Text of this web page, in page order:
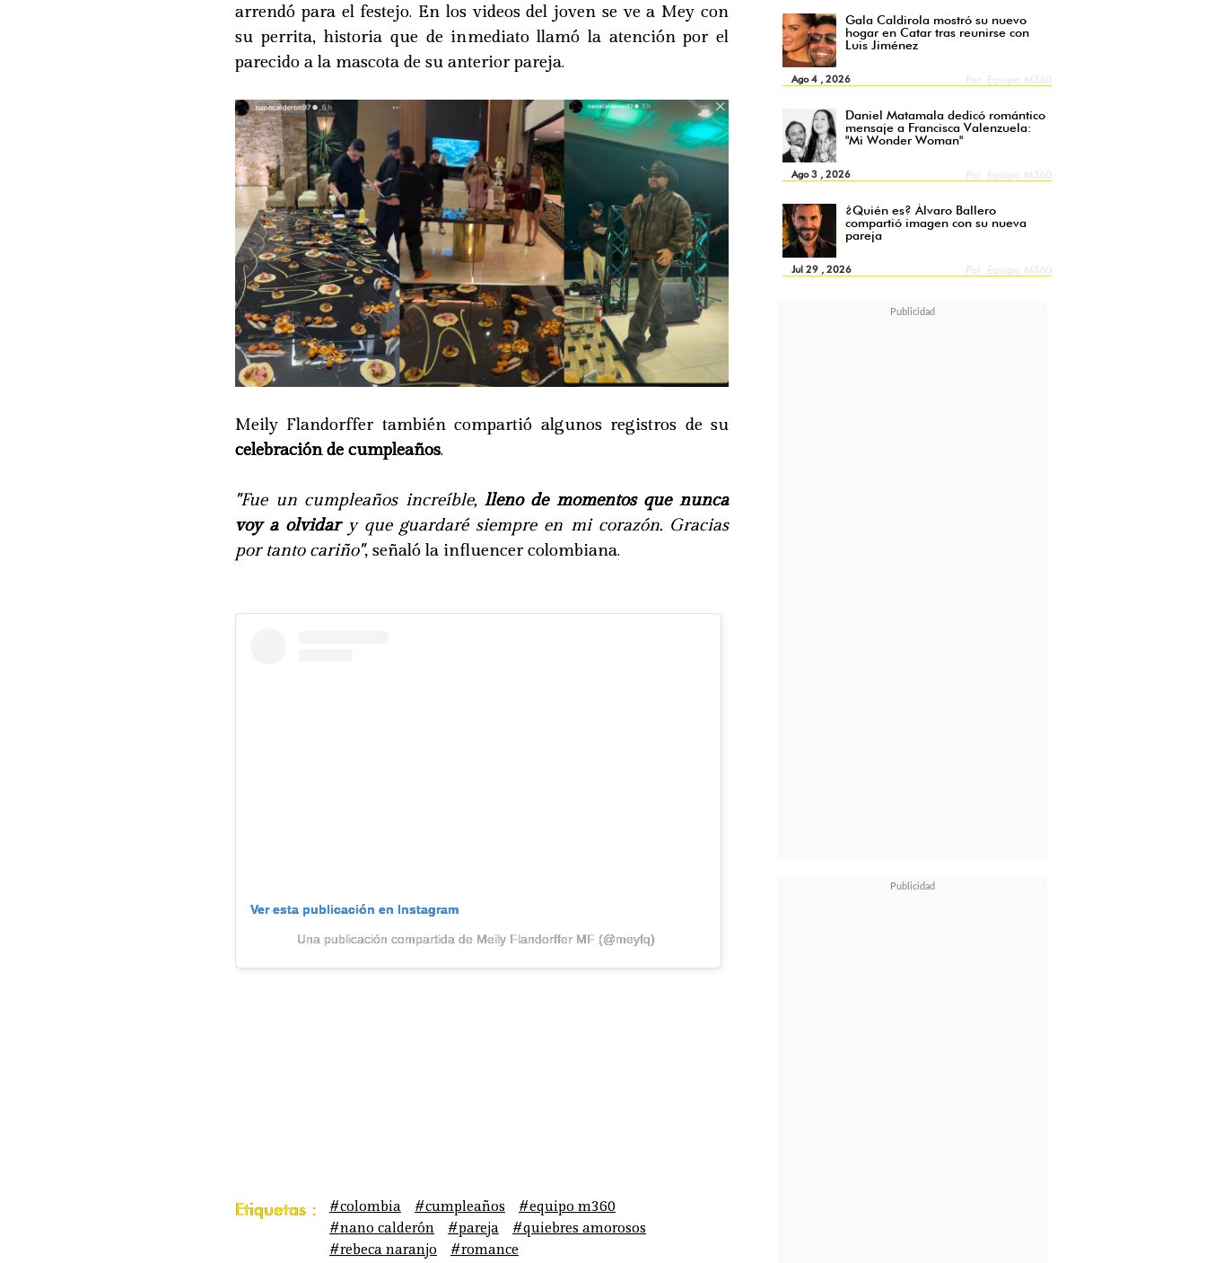
Gala Caldirola mostró su nuevo
hogar en Catar tras reunirse con
Luis Jiménez
Ago 4 , 2026
Daniel Matamala dedicó romántico
mensaje a Francisca Valenzuela:
"Mi Wonder Woman"
Ago 3 , 2026
¿Quién es? Álvaro Ballero
compartió imagen con su nueva
pareja
Jul 29 , 2026
arrendó para el festejo. En los videos del joven se ve a Mey con
su perrita, historia que de inmediato llamó la atención por el
parecido a la mascota de su anterior pareja.
Meily Flandorffer también compartió algunos registros de su
celebración de cumpleaños.
"Fue un cumpleaños increíble, lleno de momentos que nunca
voy a olvidary que guardaré siempre en mi corazón. Gracias
por tanto cariño", señaló la influencer colombiana.
Ver esta publicación en Instagram
Una publicación compartida de Meily Flandorffer MF (@meyfq)
Etiquetas : #colombia #cumpleaños
#equipo m360
#nano calderón
#pareja
#quiebres amorosos
#rebeca naranjo
#romance